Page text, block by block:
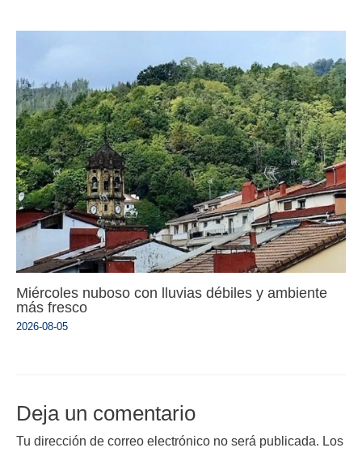
Miércoles nuboso con lluvias débiles y ambiente
más fresco
2026-08-05
Deja un comentario
Tu dirección de correo electrónico no será publicada. Los